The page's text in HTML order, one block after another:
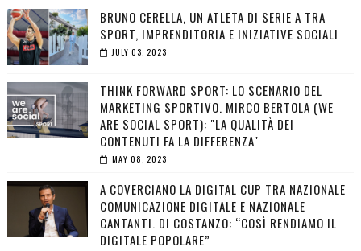
BRUNO CERELLA, UN ATLETA DI SERIE A TRA
SPORT, IMPRENDITORIA E INIZIATIVE SOCIALI
JULY 03, 2023
THINK FORWARD SPORT: LO SCENARIO DEL
MARKETING SPORTIVO. MIRCO BERTOLA (WE
ARE SOCIAL SPORT): "LA QUALITÀ DEI
CONTENUTI FA LA DIFFERENZA"
MAY 08, 2023
A COVERCIANO LA DIGITAL CUP TRA NAZIONALE
COMUNICAZIONE DIGITALE E NAZIONALE
CANTANTI. DI COSTANZO: “COSÌ RENDIAMO IL
DIGITALE POPOLARE”